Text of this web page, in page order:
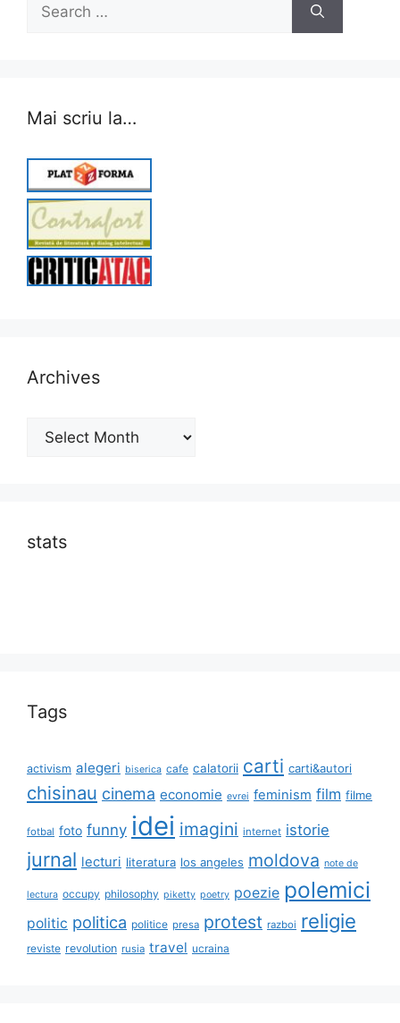
for:
Mai scriu la…
Archives
Archives
stats
Tags
activism alegeri biserica cafe calatorii carti carti&autori
chisinau cinema economie evrei feminism film filme
fotbal foto funny idei imagini internet istorie
jurnal lecturi literatura los angeles moldova note de
lectura occupy philosophy piketty poetry poezie polemici
politic politica politice presa protest razboi religie
reviste revolution rusia travel ucraina